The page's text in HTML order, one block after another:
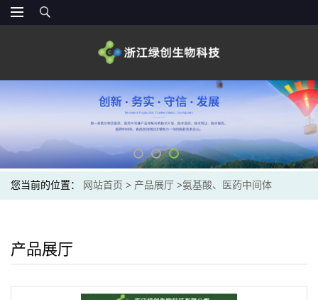
您当前的位置： 网站首页 > 产品展厅 >氨基酸、医药中间体
产品展厅